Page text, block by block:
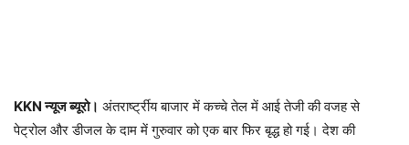
KKN न्‍यूज ब्‍यूरो। अंतरार्ष्ट्रीय बाजार में कच्चे तेल में आई तेजी की वजह से
पेट्रोल और डीजल के दाम में गुरुवार को एक बार फिर बृद्ध हो गई। देश की